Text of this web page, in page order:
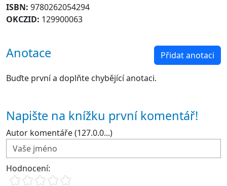
ISBN: 9780262054294
OKCZID: 129900063
Anotace Přidat anotaci
Buďte první a doplňte chybějící anotaci.
Napište na knížku první komentář!
Autor komentáře (127.0.0...)
Hodnocení: